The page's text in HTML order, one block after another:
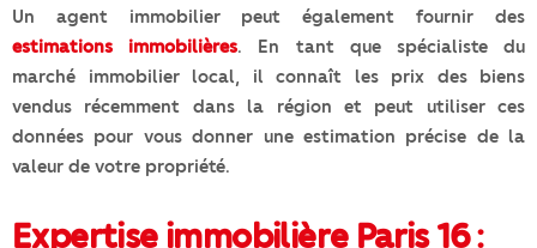
Un agent immobilier peut également fournir des
estimations immobilières. En tant que spécialiste du
marché immobilier local, il connaît les prix des biens
vendus récemment dans la région et peut utiliser ces
données pour vous donner une estimation précise de la
valeur de votre propriété.
Expertise immobilière Paris 16 :